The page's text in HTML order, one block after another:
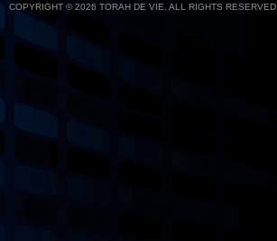
COPYRIGHT © 2026 TORAH DE VIE. ALL RIGHTS RESERVED.